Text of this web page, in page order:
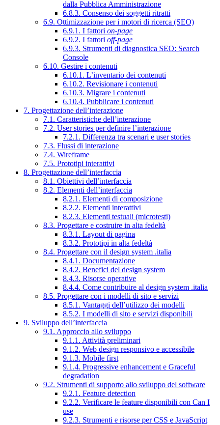
dalla Pubblica Amministrazione
6.8.3. Consenso dei soggetti ritratti
6.9. Ottimizzazione per i motori di ricerca (SEO)
6.9.1. I fattori on-page
6.9.2. I fattori off-page
6.9.3. Strumenti di diagnostica SEO: Search
Console
6.10. Gestire i contenuti
6.10.1. L’inventario dei contenuti
6.10.2. Revisionare i contenuti
6.10.3. Migrare i contenuti
6.10.4. Pubblicare i contenuti
7. Progettazione dell’interazione
7.1. Caratteristiche dell’interazione
7.2. User stories per definire l’interazione
7.2.1. Differenza tra scenari e user stories
7.3. Flussi di interazione
7.4. Wireframe
7.5. Prototipi interattivi
8. Progettazione dell’interfaccia
8.1. Obiettivi dell’interfaccia
8.2. Elementi dell’interfaccia
8.2.1. Elementi di composizione
8.2.2. Elementi interattivi
8.2.3. Elementi testuali (microtesti)
8.3. Progettare e costruire in alta fedeltà
8.3.1. Layout di pagina
8.3.2. Prototipi in alta fedeltà
8.4. Progettare con il design system .italia
8.4.1. Documentazione
8.4.2. Benefici del design system
8.4.3. Risorse operative
8.4.4. Come contribuire al design system .italia
8.5. Progettare con i modelli di sito e servizi
8.5.1. Vantaggi dell’utilizzo dei modelli
8.5.2. I modelli di sito e servizi disponibili
9. Sviluppo dell’interfaccia
9.1. Approccio allo sviluppo
9.1.1. Attività preliminari
9.1.2. Web design responsivo e accessibile
9.1.3. Mobile first
9.1.4. Progressive enhancement e Graceful
degradation
9.2. Strumenti di supporto allo sviluppo del software
9.2.1. Feature detection
9.2.2. Verificare le feature disponibili con Can I
use
9.2.3. Strumenti e risorse per CSS e JavaScript